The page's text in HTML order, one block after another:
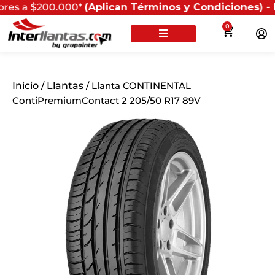
(Aplican Términos y Condiciones) -
0
Inicio / Llantas / Llanta CONTINENTAL
ContiPremiumContact 2 205/50 R17 89V